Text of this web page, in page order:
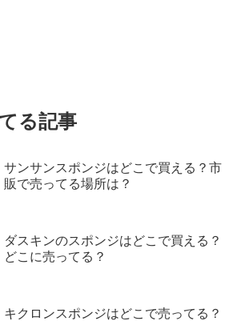
る記事
サンサンスポンジはどこで買える？市
販で売ってる場所は？
ダスキンのスポンジはどこで買える？
どこに売ってる？
キクロンスポンジはどこで売ってる？